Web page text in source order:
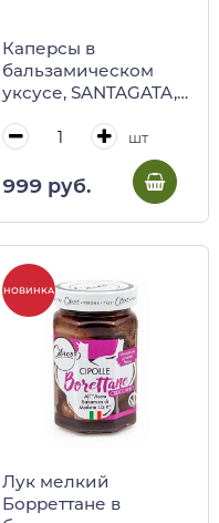
Каперсы в
бальзамическом
уксусе, SANTAGATA,
шт
999 руб.
НОВИНКА
Лук мелкий
Борреттане в